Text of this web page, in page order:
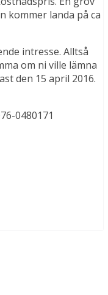
kommer landa på ca
intresse. Alltså
om ni ville lämna
den 15 april 2016.
0480171